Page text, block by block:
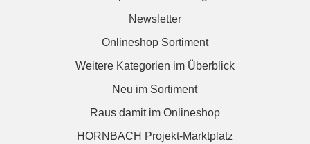
Newsletter
Onlineshop Sortiment
Weitere Kategorien im Überblick
Neu im Sortiment
Raus damit im Onlineshop
HORNBACH Projekt-Marktplatz